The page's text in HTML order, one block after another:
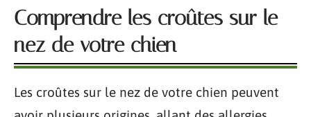
Comprendre les croûtes sur le
nez de votre chien
Les croûtes sur le nez de votre chien peuvent